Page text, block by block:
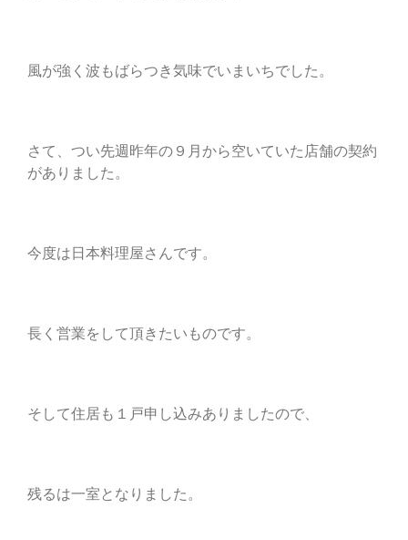
風が強く波もばらつき気味でいまいちでした。
さて、つい先週昨年の９月から空いていた店舗の契約
がありました。
今度は日本料理屋さんです。
長く営業をして頂きたいものです。
そして住居も１戸申し込みありましたので、
残るは一室となりました。